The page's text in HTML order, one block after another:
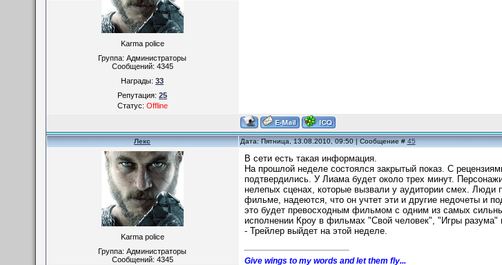
Karma police
Группа: Администраторы
Сообщений:4345
Награды:33
Репутация:25
Статус:Offline
Лекс Дата: Пятница, 13.08.2010, 09:50 | Сообщение #45
Karma police
Группа: Администраторы
Сообщений:4345
В сети есть такая информация.
На прошлой неделе состоялся закрытый показ. С
подтвердились. У Лиама будет около трех минут.
нелепых сценах, которые вызвали у аудитории смех.
фильме, надеются, что он учтет эти и другие недочеты и
это будет превосходным фильмом с одним из самых
исполнении Кроу в фильмах "Свой человек", "Игры разума"
- Трейлер выйдет на этой неделе.
Give wings to my words and let them fly...